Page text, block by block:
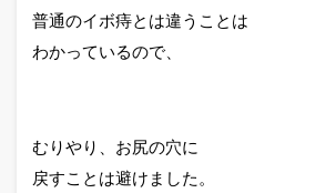
普通のイボ痔とは違うことは
わかっているので、
むりやり、お尻の穴に
戻すことは避けました。